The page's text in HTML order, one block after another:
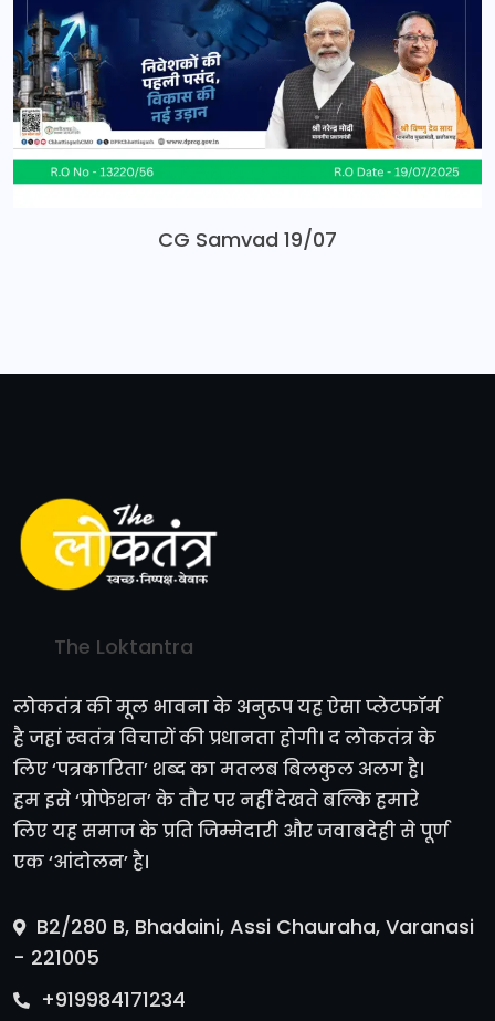
CG Samvad 19/07
The Loktantra
लोकतंत्र की मूल भावना के अनुरूप यह ऐसा प्लेटफॉर्म
है जहां स्वतंत्र विचारों की प्रधानता होगी। द लोकतंत्र के
लिए ‘पत्रकारिता’ शब्द का मतलब बिलकुल अलग है।
हम इसे ‘प्रोफेशन’ के तौर पर नहीं देखते बल्कि हमारे
लिए यह समाज के प्रति जिम्मेदारी और जवाबदेही से पूर्ण
एक ‘आंदोलन’ है।
B2/280 B, Bhadaini, Assi Chauraha, Varanasi
- 221005
+919984171234